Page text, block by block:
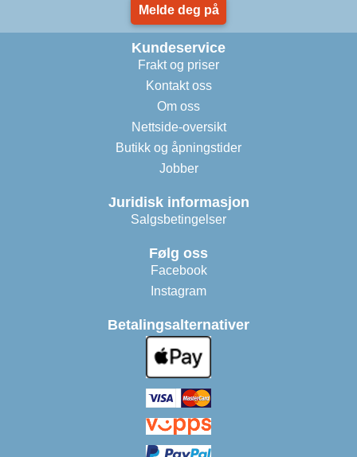
Melde deg på
Kundeservice
Frakt og priser
Kontakt oss
Om oss
Nettside-oversikt
Butikk og åpningstider
Jobber
Juridisk informasjon
Salgsbetingelser
Følg oss
Facebook
Instagram
Betalingsalternativer